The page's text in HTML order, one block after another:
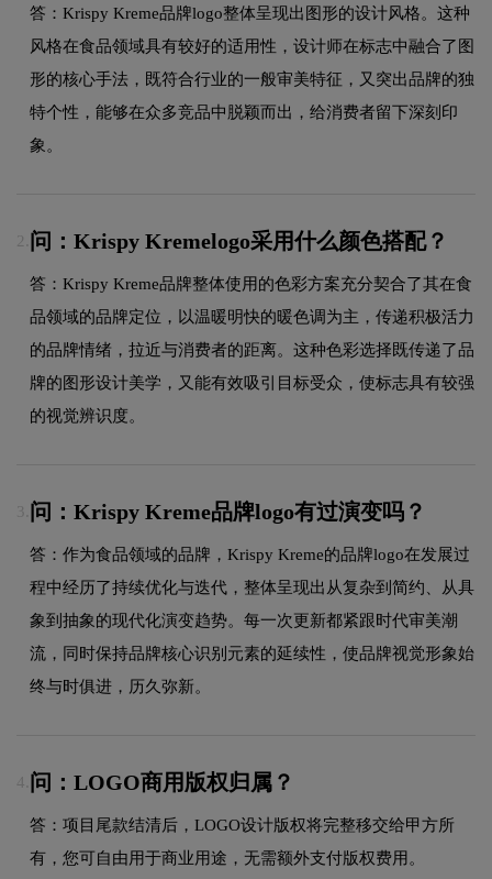
答：Krispy Kreme品牌logo整体呈现出图形的设计风格。这种
风格在食品领域具有较好的适用性，设计师在标志中融合了图
形的核心手法，既符合行业的一般审美特征，又突出品牌的独
特个性，能够在众多竞品中脱颖而出，给消费者留下深刻印
象。
2. 问：Krispy Kremelogo采用什么颜色搭配？
答：Krispy Kreme品牌整体使用的色彩方案充分契合了其在食
品领域的品牌定位，以温暖明快的暖色调为主，传递积极活力
的品牌情绪，拉近与消费者的距离。这种色彩选择既传递了品
牌的图形设计美学，又能有效吸引目标受众，使标志具有较强
的视觉辨识度。
3. 问：Krispy Kreme品牌logo有过演变吗？
答：作为食品领域的品牌，Krispy Kreme的品牌logo在发展过
程中经历了持续优化与迭代，整体呈现出从复杂到简约、从具
象到抽象的现代化演变趋势。每一次更新都紧跟时代审美潮
流，同时保持品牌核心识别元素的延续性，使品牌视觉形象始
终与时俱进，历久弥新。
4. 问：LOGO商用版权归属？
答：项目尾款结清后，LOGO设计版权将完整移交给甲方所
有，您可自由用于商业用途，无需额外支付版权费用。